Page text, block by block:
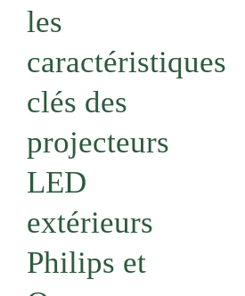
les
caractéristiques
clés des
projecteurs
LED
extérieurs
Philips et